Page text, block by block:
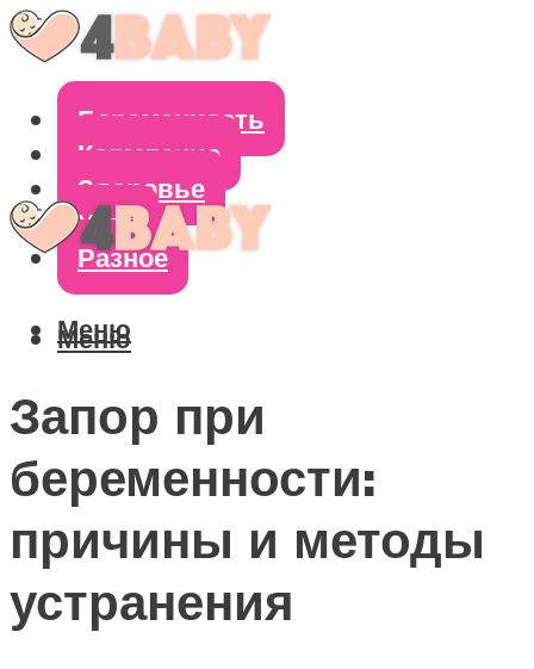
Беременность
Кормление
Здоровье
Уход
Разное
Меню
Меню
Запор при
беременности:
причины и методы
устранения